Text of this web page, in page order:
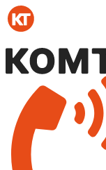
Перейти
к
содержимому